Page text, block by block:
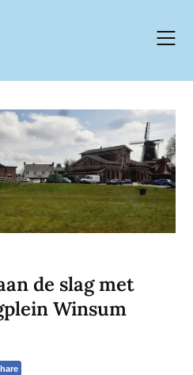
de slag met
Winsum